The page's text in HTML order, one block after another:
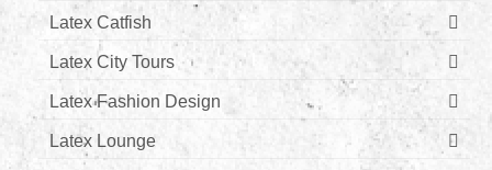
Latex Catfish
Latex City Tours
Latex Fashion Design
Latex Lounge